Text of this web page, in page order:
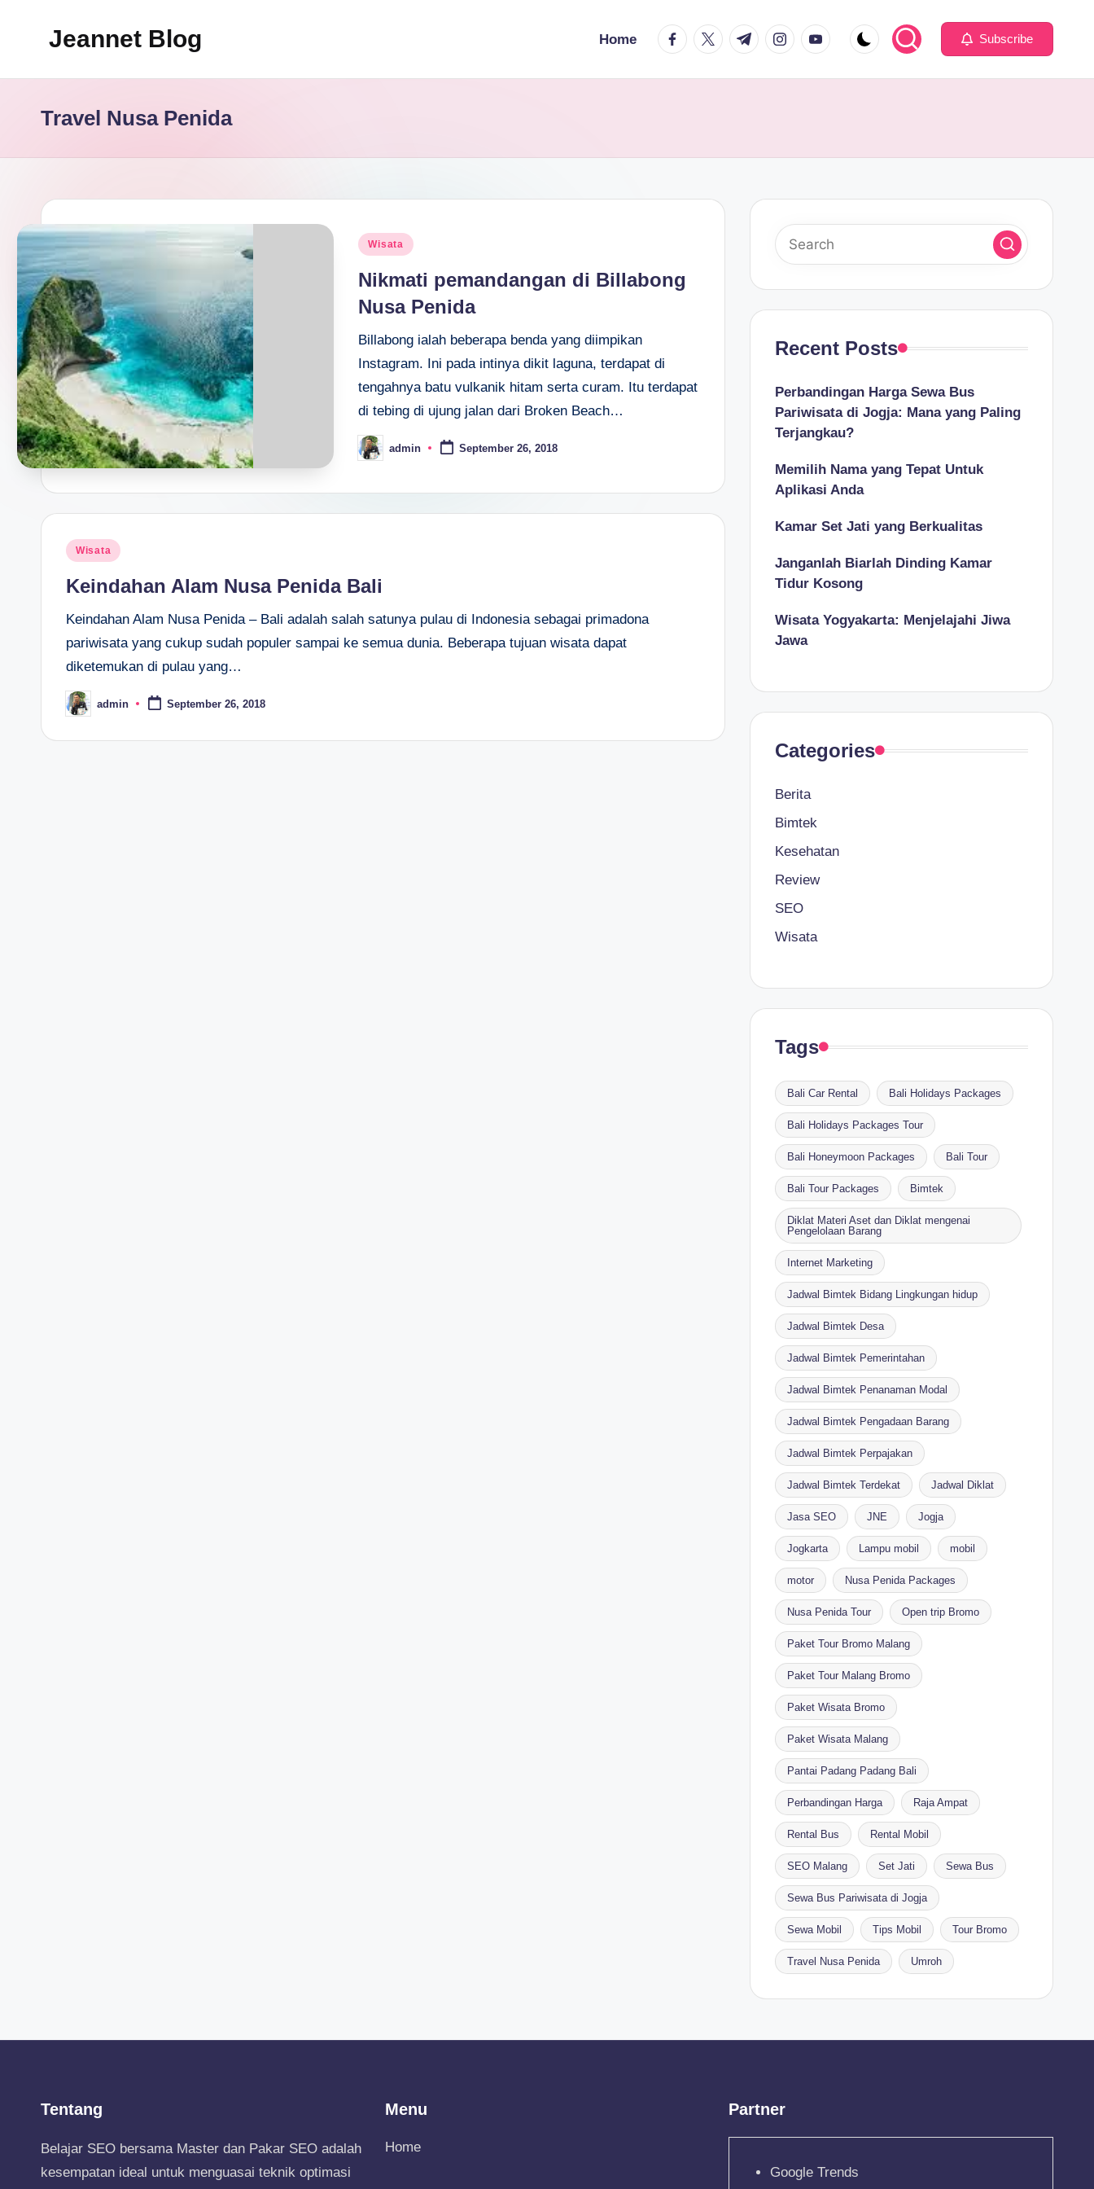
Jeannet Blog
Review
Home facebook.com
twitter.com
t.me instagram.com
youtube.com Subscribe
Travel Nusa Penida
Posted
Wisata
Nikmati pemandangan di Billabong
Nusa Penida
Billabong ialah beberapa benda yang diimpikan
Instagram. Ini pada intinya dikit laguna, terdapat di
tengahnya batu vulkanik hitam serta curam. Itu terdapat
di tebing di ujung jalan dari Broken Beach…
Posted
by
admin September 26, 2018
Posted
Wisata
Keindahan Alam Nusa Penida Bali
Keindahan Alam Nusa Penida – Bali adalah salah satunya pulau di Indonesia sebagai primadona
pariwisata yang cukup sudah populer sampai ke semua dunia. Beberapa tujuan wisata dapat
diketemukan di pulau yang…
Posted
by
admin September 26, 2018
Recent Posts
Perbandingan Harga Sewa Bus
Pariwisata di Jogja: Mana yang Paling
Terjangkau?
Memilih Nama yang Tepat Untuk
Aplikasi Anda
Kamar Set Jati yang Berkualitas
Janganlah Biarlah Dinding Kamar
Tidur Kosong
Wisata Yogyakarta: Menjelajahi Jiwa
Jawa
Categories
Berita
Bimtek
Kesehatan
Review
SEO
Wisata
Tags
Bali Car Rental Bali Holidays Packages
Bali Holidays Packages Tour
Bali Honeymoon Packages Bali Tour
Bali Tour Packages Bimtek
Diklat Materi Aset dan Diklat mengenai
Pengelolaan Barang
Internet Marketing
Jadwal Bimtek Bidang Lingkungan hidup
Jadwal Bimtek Desa
Jadwal Bimtek Pemerintahan
Jadwal Bimtek Penanaman Modal
Jadwal Bimtek Pengadaan Barang
Jadwal Bimtek Perpajakan
Jadwal Bimtek Terdekat Jadwal Diklat
Jasa SEO JNE Jogja
Jogkarta Lampu mobil mobil
motor Nusa Penida Packages
Nusa Penida Tour Open trip Bromo
Paket Tour Bromo Malang
Paket Tour Malang Bromo
Paket Wisata Bromo
Paket Wisata Malang
Pantai Padang Padang Bali
Perbandingan Harga Raja Ampat
Rental Bus Rental Mobil
SEO Malang Set Jati Sewa Bus
Sewa Bus Pariwisata di Jogja
Sewa Mobil Tips Mobil Tour Bromo
Travel Nusa Penida Umroh
Tentang
Belajar SEO bersama Master dan Pakar SEO adalah
kesempatan ideal untuk menguasai teknik optimasi
Menu
Home
Partner
Google Trends